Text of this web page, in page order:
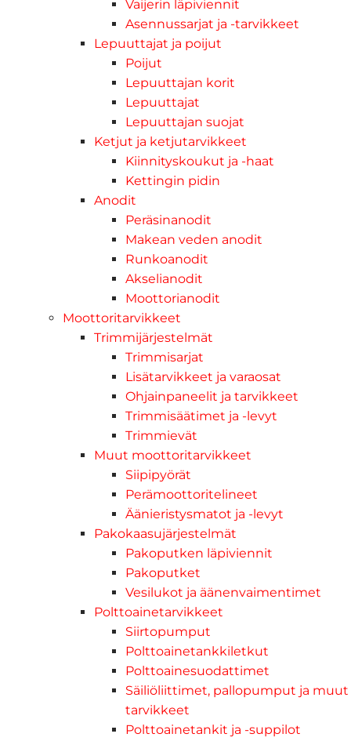
Vaijerin läpiviennit
Asennussarjat ja -tarvikkeet
Lepuuttajat ja poijut
Poijut
Lepuuttajan korit
Lepuuttajat
Lepuuttajan suojat
Ketjut ja ketjutarvikkeet
Kiinnityskoukut ja -haat
Kettingin pidin
Anodit
Peräsinanodit
Makean veden anodit
Runkoanodit
Akselianodit
Moottorianodit
Moottoritarvikkeet
Trimmijärjestelmät
Trimmisarjat
Lisätarvikkeet ja varaosat
Ohjainpaneelit ja tarvikkeet
Trimmisäätimet ja -levyt
Trimmievät
Muut moottoritarvikkeet
Siipipyörät
Perämoottoritelineet
Äänieristysmatot ja -levyt
Pakokaasujärjestelmät
Pakoputken läpiviennit
Pakoputket
Vesilukot ja äänenvaimentimet
Polttoainetarvikkeet
Siirtopumput
Polttoainetankkiletkut
Polttoainesuodattimet
Säiliöliittimet, pallopumput ja muut
tarvikkeet
Polttoainetankit ja -suppilot